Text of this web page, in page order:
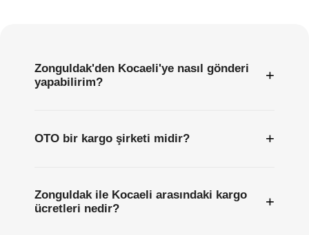
Zonguldak'den Kocaeli'ye nasıl gönderi
yapabilirim?
+
OTO bir kargo şirketi midir? +
Zonguldak ile Kocaeli arasındaki kargo
ücretleri nedir?
+